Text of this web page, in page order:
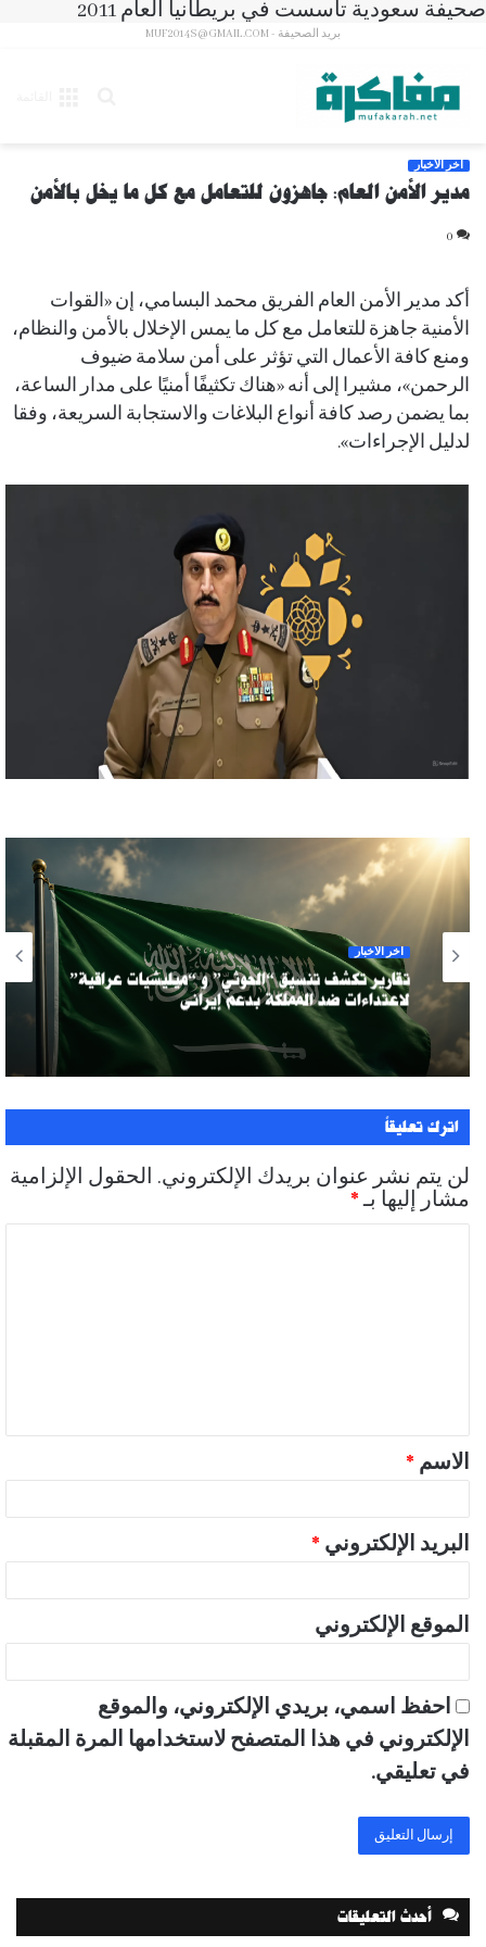
صحيفة سعودية تأسست في بريطانيا العام 2011
بريد الصحيفة - MUF2014S@GMAIL.COM
آخر الأخبار
مدير الأمن العام: جاهزون للتعامل مع كل ما يخل بالأمن
0
أكد مدير الأمن العام الفريق محمد البسامي، إن «القوات
الأمنية جاهزة للتعامل مع كل ما يمس الإخلال بالأمن والنظام،
ومنع كافة الأعمال التي تؤثر على أمن سلامة ضيوف
الرحمن»، مشيرا إلى أنه «هناك تكثيفًا أمنيًا على مدار الساعة،
بما يضمن رصد كافة أنواع البلاغات والاستجابة السريعة، وفقا
لدليل الإجراءات».
آخر الأخبار
تقارير تكشف تنسيق “الحوثي” و “ميليشيات عراقية”
لاعتداءات ضد المملكة بدعم إيراني
اترك تعليقاً
لن يتم نشر عنوان بريدك الإلكتروني. الحقول الإلزامية
مشار إليها بـ*
ق
*
الاسم *
البريد الإلكتروني *
الموقع الإلكتروني
احفظ اسمي، بريدي الإلكتروني، والموقع
الإلكتروني في هذا المتصفح لاستخدامها المرة المقبلة
في تعليقي.
أحدث التعليقات